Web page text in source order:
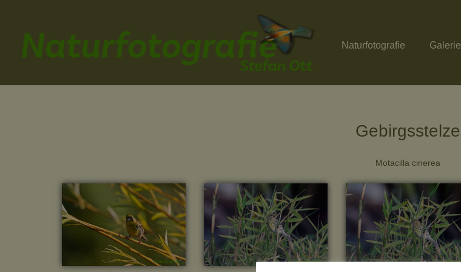
Naturfotografie Galerie
Gebirgsstelze
Motacilla cinerea